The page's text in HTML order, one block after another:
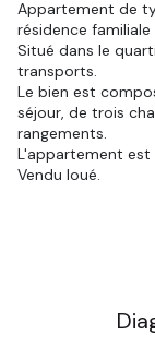
Appartement de
résidence
Situé dans le
transports.
Le bien est
séjour, de trois
rangements.
L'appartement est
Vendu loué.